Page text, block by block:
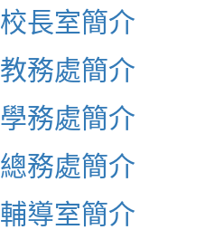
校長室簡介
教務處簡介
學務處簡介
總務處簡介
輔導室簡介